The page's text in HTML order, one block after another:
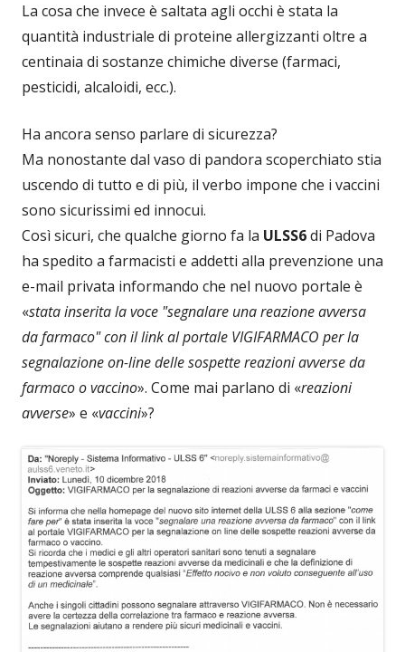
La cosa che invece è saltata agli occhi è stata la
quantità industriale di proteine allergizzanti oltre a
centinaia di sostanze chimiche diverse (farmaci,
pesticidi, alcaloidi, ecc.).
Ha ancora senso parlare di sicurezza?
Ma nonostante dal vaso di pandora scoperchiato stia
uscendo di tutto e di più, il verbo impone che i vaccini
sono sicurissimi ed innocui.
Così sicuri, che qualche giorno fa la ULSS6di Padova
ha spedito a farmacisti e addetti alla prevenzione una
e-mail privata informando che nel nuovo portale è
«stata inserita la voce "segnalare una reazione avversa
da farmaco" con il link al portale VIGIFARMACO per la
segnalazione on-line delle sospette reazioni avverse da
farmaco o vaccino». Come mai parlano di «reazioni
avverse» e «vaccini»?